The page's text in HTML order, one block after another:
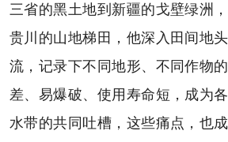
三省的黑土地到新疆的戈壁绿洲
贵川的山地梯田，他深入田间地
流，记录下不同地形、不同作物
差、易爆破、使用寿命短，成为
水带的共同吐槽，这些痛点，也